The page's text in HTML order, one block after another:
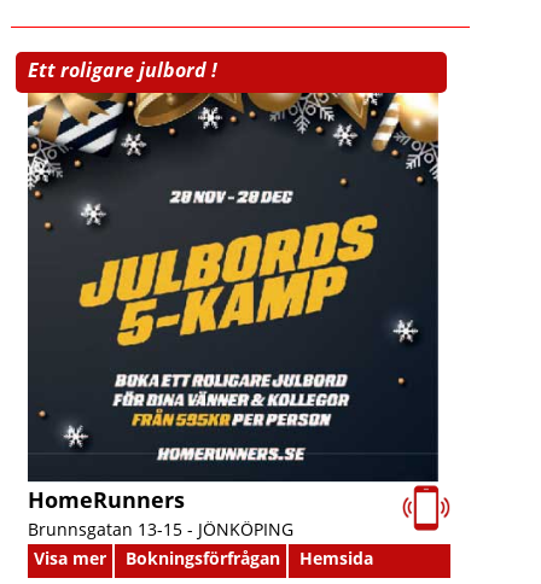
Ett roligare julbord !
HomeRunners
Brunnsgatan 13-15 - JÖNKÖPING
Visa mer
Bokningsförfrågan
Hemsida